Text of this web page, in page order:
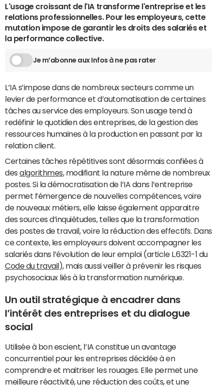
L'usage croissant de l'IA transforme l'entreprise et les
relations professionnelles. Pour les employeurs, cette
mutation impose de garantir les droits des salariés et
la performance collective.
Je m’abonne aux Infos à ne pas rater
L’IA s’impose dans de nombreux secteurs comme un
levier de performance et d’automatisation de certaines
tâches au service des employeurs. Son usage tend à
redéfinir le quotidien des entreprises, de la gestion des
ressources humaines à la production en passant par la
relation client.
Certaines tâches répétitives sont désormais confiées à
desalgorithmes, modifiant la nature même de nombreux
postes. Si la démocratisation de l’IA dans l’entreprise
permet l’émergence de nouvelles compétences, voire
de nouveaux métiers, elle laisse également apparaitre
des sources d’inquiétudes, telles que la transformation
des postes de travail, voire la réduction des effectifs. Dans
ce contexte, les employeurs doivent accompagner les
salariés dans l’évolution de leur emploi (article L.6321-1 du
Code du travail ), mais aussi veiller à prévenir les risques
psychosociaux liés à la transformation numérique.
Un outil stratégique à encadrer dans
l’intérêt des entreprises et du dialogue
social
Utilisée à bon escient, l’IA constitue un avantage
concurrentiel pour les entreprises décidée à en
comprendre et maitriser les rouages. Elle permet une
meilleure réactivité, une réduction des coûts, et une